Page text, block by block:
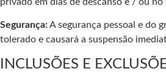
Segurança:A segurança pessoal e do
tolerado e causará a suspensão
INCLUSÕES E